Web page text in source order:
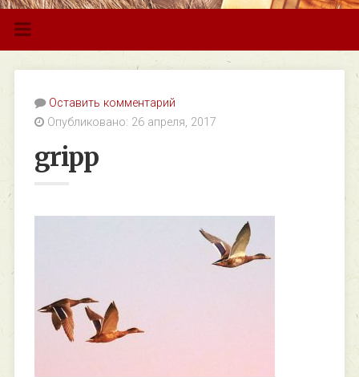
Оставить комментарий
Опубликовано: 26 апреля, 2017
gripp